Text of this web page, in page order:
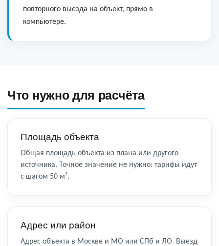
повторного выезда на объект, прямо в
компьютере.
Что нужно для расчёта
Площадь объекта
Общая площадь объекта из плана или другого
источника. Точное значение не нужно: тарифы идут
с шагом 50 м².
Адрес или район
Адрес объекта в Москве и МО или СПб и ЛО. Выезд